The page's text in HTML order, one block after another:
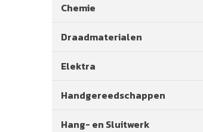
Chemie
Draadmaterialen
Elektra
Handgereedschappen
Hang- en Sluitwerk